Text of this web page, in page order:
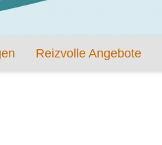
Reizvolle Angebote